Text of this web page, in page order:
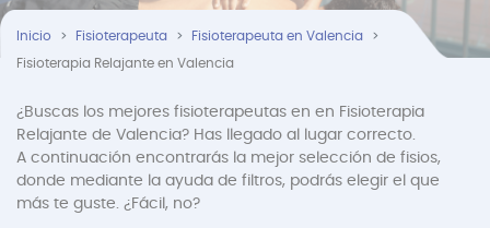
Inicio Fisioterapeuta Fisioterapeuta en Valencia
Fisioterapia Relajante en Valencia
¿Buscas los mejores fisioterapeutas en en Fisioterapia
Relajante de Valencia? Has llegado al lugar correcto.
A continuación encontrarás la mejor selección de fisios,
donde mediante la ayuda de filtros, podrás elegir el que
más te guste. ¿Fácil, no?